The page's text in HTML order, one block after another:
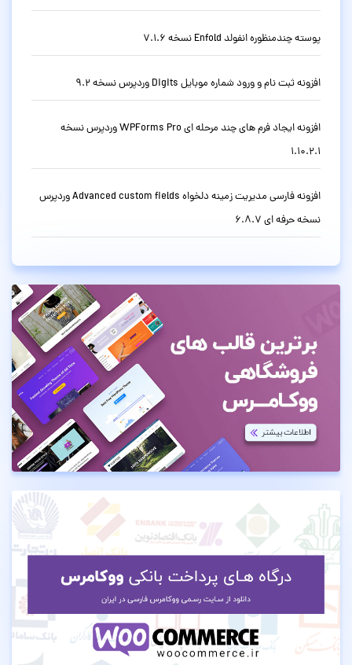
پوسته چندمنظوره انفولد Enfold نسخه 7.1.6
افزونه ثبت نام و ورود شماره موبایل Digits وردپرس نسخه 9.2
افزونه ایجاد فرم های چند مرحله ای WPForms Pro وردپرس نسخه
1.10.2.1
افزونه فارسی مدیریت زمینه دلخواه Advanced custom fields وردپرس
نسخه حرفه ای 6.8.7